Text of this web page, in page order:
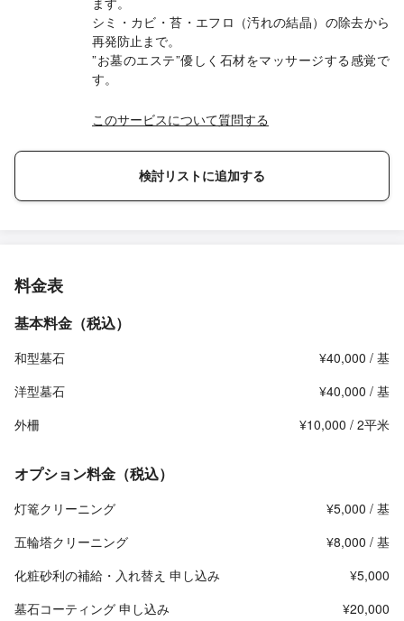
シミ・カビ・苔・エフロ（汚れの結晶）の除去から
再発防止まで。
”お墓のエステ”優しく石材をマッサージする感覚で
す。
このサービスについて質問する
検討リストに追加する
料金表
基本料金（税込）
和型墓石
¥40,000 / 基
洋型墓石
¥40,000 / 基
外柵
¥10,000 / 2平米
オプション料金（税込）
灯篭クリーニング
¥5,000 / 基
五輪塔クリーニング
¥8,000 / 基
化粧砂利の補給・入れ替え 申し込み
¥5,000
墓石コーティング 申し込み
¥20,000